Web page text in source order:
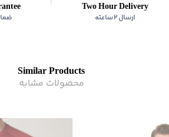
Two Hour Delivery
ارسال ۲ ساعته
Similar Products
محصولات مشابه